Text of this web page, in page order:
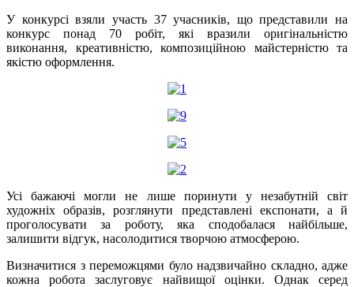
У конкурсі взяли участь 37 учасників, що представили на
конкурс понад 70 робіт, які вразили оригінальністю
виконання, креативністю, композиційною майстерністю та
якістю оформлення.
Усі бажаючі могли не лише поринути у незабутній світ
художніх образів, розглянути представлені експонати, а й
проголосувати за роботу, яка сподобалася найбільше,
залишити відгук, насолодитися творчою атмосферою.
Визначитися з переможцями було надзвичайно складно, адже
кожна робота заслуговує найвищої оцінки. Однак серед